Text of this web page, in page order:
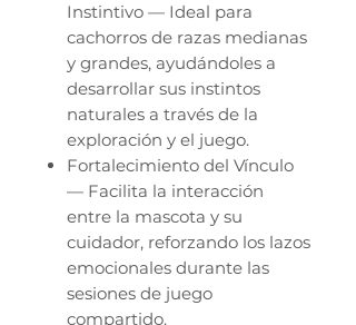
Instintivo — Ideal para
cachorros de razas medianas
y grandes, ayudándoles a
desarrollar sus instintos
naturales a través de la
exploración y el juego.
Fortalecimiento del Vínculo
— Facilita la interacción
entre la mascota y su
cuidador, reforzando los lazos
emocionales durante las
sesiones de juego
compartido.